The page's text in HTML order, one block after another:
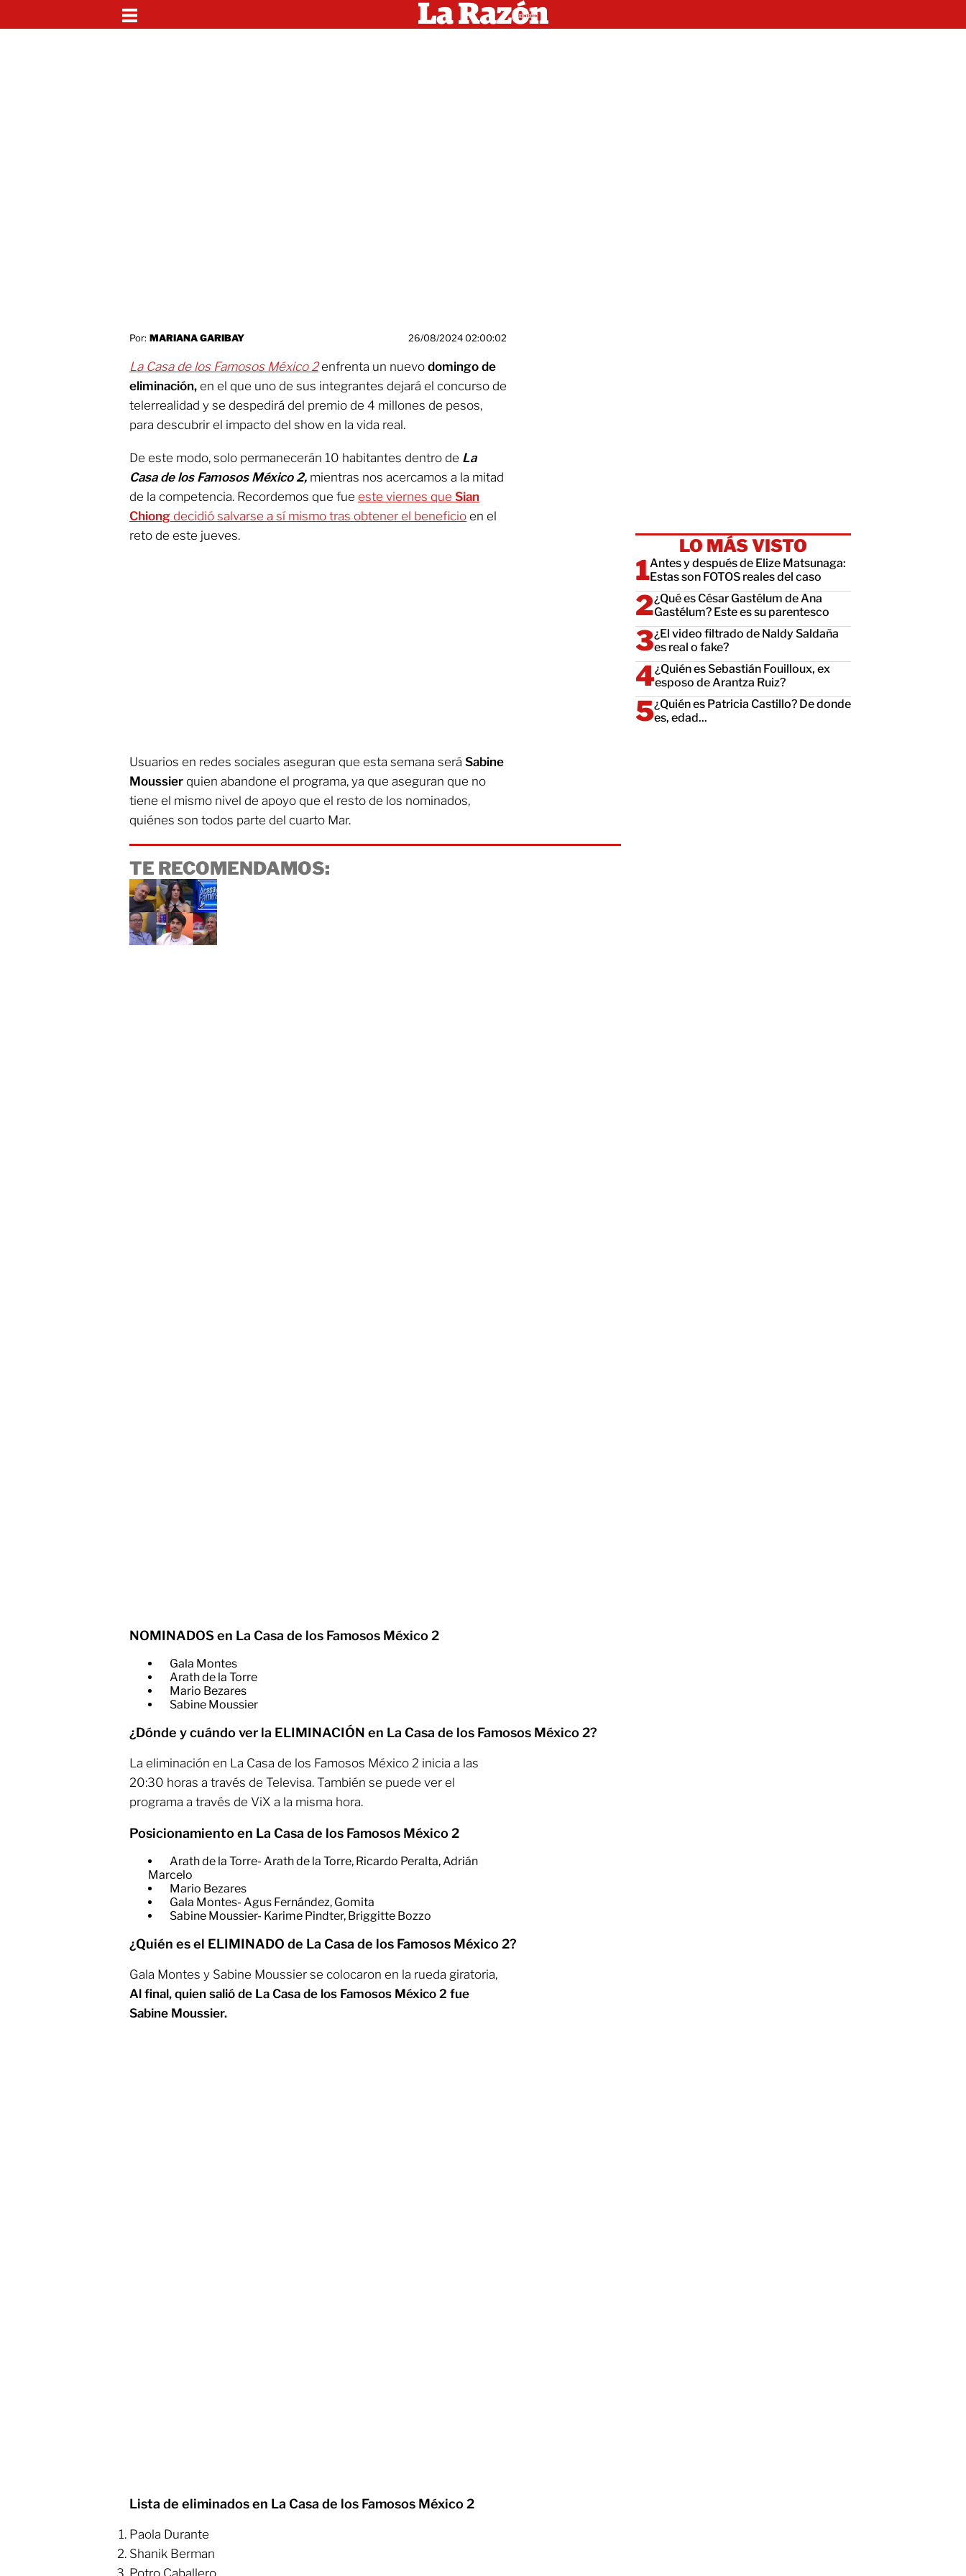
Por: MARIANA GARIBAY 26/08/2024 02:00:02
La Casa de los Famosos México 2enfrenta un nuevo domingo de
eliminación, en el que uno de sus integrantes dejará el concurso de
telerrealidad y se despedirá del premio de 4 millones de pesos,
para descubrir el impacto del show en la vida real.
De este modo, solo permanecerán 10 habitantes dentro de La
Casa de los Famosos México 2, mientras nos acercamos a la mitad
de la competencia. Recordemos que fue este viernes que Sian
Chiong decidió salvarse a sí mismo tras obtener el beneficio en el
reto de este jueves.
Usuarios en redes sociales aseguran que esta semana será Sabine
Moussier quien abandone el programa, ya que aseguran que no
tiene el mismo nivel de apoyo que el resto de los nominados,
quiénes son todos parte del cuarto Mar.
TE RECOMENDAMOS:
NOMINADOS en La Casa de los Famosos México 2
Gala Montes
Arath de la Torre
Mario Bezares
Sabine Moussier
¿Dónde y cuándo ver la ELIMINACIÓN en La Casa de los Famosos México 2?
La eliminación en La Casa de los Famosos México 2 inicia a las
20:30 horas a través de Televisa. También se puede ver el
programa a través de ViX a la misma hora.
Posicionamiento en La Casa de los Famosos México 2
Arath de la Torre- Arath de la Torre, Ricardo Peralta, Adrián
Marcelo
​Mario Bezares
​Gala Montes- Agus Fernández, Gomita
​Sabine Moussier- Karime Pindter, Briggitte Bozzo
¿Quién es el ELIMINADO de La Casa de los Famosos México 2?
Gala Montes y Sabine Moussier se colocaron en la rueda giratoria,
Al final, quien salió de La Casa de los Famosos México 2 fue
Sabine Moussier.
Lista de eliminados en La Casa de los Famosos México 2
Paola Durante
​Shanik Berman
​Potro Caballero
LO MÁS VISTO
Antes y después de Elize Matsunaga:
Estas son FOTOS reales del caso
¿Qué es César Gastélum de Ana
Gastélum? Este es su parentesco
¿El video filtrado de Naldy Saldaña
es real o fake?
¿Quién es Sebastián Fouilloux, ex
esposo de Arantza Ruiz?
¿Quién es Patricia Castillo? De donde
es, edad...